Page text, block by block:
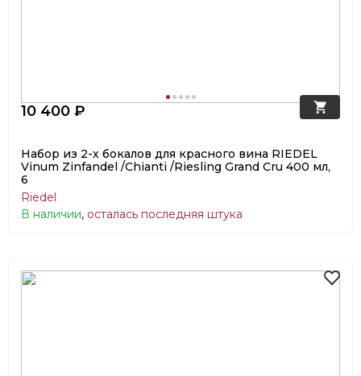
10 400 ₽
Набор из 2-х бокалов для красного вина RIEDEL
Vinum Zinfandel /Chianti /Riesling Grand Cru 400 мл,
6
Riedel
В наличии, осталась последняя штука